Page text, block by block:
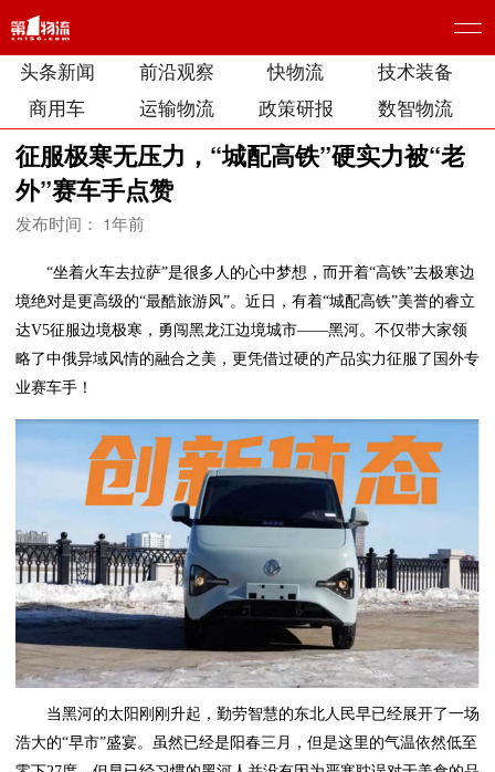
头条新闻 前沿观察 快物流
技术装备
商用车
运输物流 政策研报 数智物流
征服极寒无压力，“城配高铁”硬实力被“老
外”赛车手点赞
发布时间： 1年前
“坐着火车去拉萨”是很多人的心中梦想，而开着“高铁”去极寒边
境绝对是更高级的“最酷旅游风”。近日，有着“城配高铁”美誉的睿立
达V5征服边境极寒，勇闯黑龙江边境城市——黑河。不仅带大家领
略了中俄异域风情的融合之美，更凭借过硬的产品实力征服了国外专
业赛车手！
当黑河的太阳刚刚升起，勤劳智慧的东北人民早已经展开了一场
浩大的“早市”盛宴。虽然已经是阳春三月，但是这里的气温依然低至